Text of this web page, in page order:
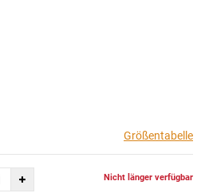
Größentabelle
Nicht länger verfügbar